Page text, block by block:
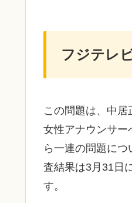
フジテレ
この問題は、中
女性アナウンサー
ら一連の問題に
査結果は3月31日
す。